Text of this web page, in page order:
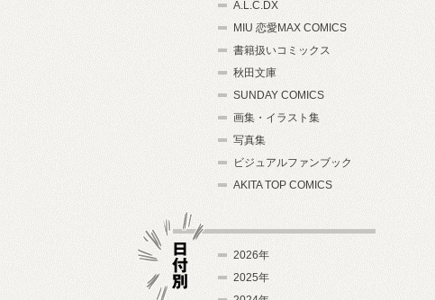
A.L.C.DX
MIU 恋愛MAX COMICS
書籍扱いコミックス
秋田文庫
SUNDAY COMICS
画集・イラスト集
写真集
ビジュアルファンブック
AKITA TOP COMICS
2026年
2025年